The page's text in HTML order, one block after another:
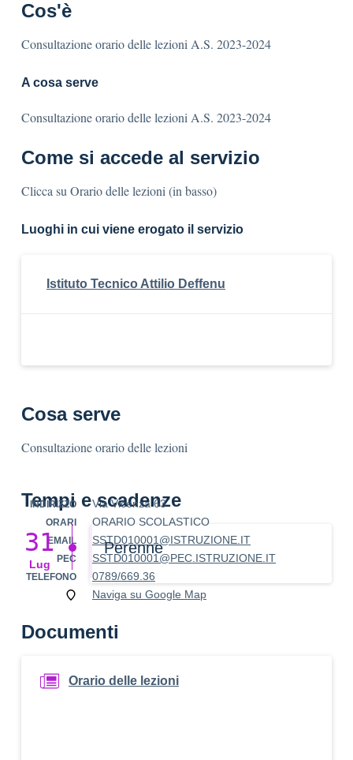
Cos'è
Consultazione orario delle lezioni A.S. 2023-2024
A cosa serve
Consultazione orario delle lezioni A.S. 2023-2024
Come si accede al servizio
Clicca su Orario delle lezioni (in basso)
Luoghi in cui viene erogato il servizio
Istituto Tecnico Attilio Deffenu
INDIRIZZO Via Vicenza 63
ORARI ORARIO SCOLASTICO
EMAIL SSTD010001@ISTRUZIONE.IT
PEC SSTD010001@PEC.ISTRUZIONE.IT
TELEFONO
0789/669.36
Naviga su Google Map
Cosa serve
Consultazione orario delle lezioni
Tempi e scadenze
Perenne
31
Lug
Documenti
Orario delle lezioni